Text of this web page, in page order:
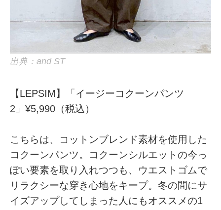
出典：and ST
【LEPSIM】「イージーコクーンパンツ
2」¥5,990（税込）
こちらは、コットンブレンド素材を使用した
コクーンパンツ。コクーンシルエットの今っ
ぽい要素を取り入れつつも、ウエストゴムで
リラクシーな穿き心地をキープ。冬の間にサ
イズアップしてしまった人にもオススメの1